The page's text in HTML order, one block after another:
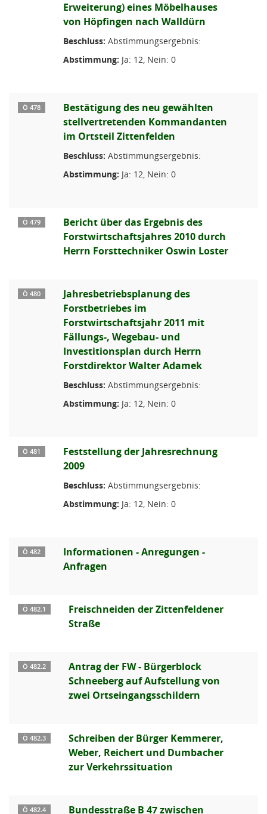
Erweiterung) eines Möbelhauses
von Höpfingen nach Walldürn
Beschluss: Abstimmungsergebnis:
Abstimmung: Ja: 12, Nein: 0
Ö 478
Bestätigung des neu gewählten
stellvertretenden Kommandanten
im Ortsteil Zittenfelden
Beschluss: Abstimmungsergebnis:
Abstimmung: Ja: 12, Nein: 0
Ö 479
Bericht über das Ergebnis des
Forstwirtschaftsjahres 2010 durch
Herrn Forsttechniker Oswin Loster
Ö 480
Jahresbetriebsplanung des
Forstbetriebes im
Forstwirtschaftsjahr 2011 mit
Fällungs-, Wegebau- und
Investitionsplan durch Herrn
Forstdirektor Walter Adamek
Beschluss: Abstimmungsergebnis:
Abstimmung: Ja: 12, Nein: 0
Ö 481
Feststellung der Jahresrechnung
2009
Beschluss: Abstimmungsergebnis:
Abstimmung: Ja: 12, Nein: 0
Ö 482
Informationen - Anregungen -
Anfragen
Ö 482.1
Freischneiden der Zittenfeldener
Straße
Ö 482.2
Antrag der FW - Bürgerblock
Schneeberg auf Aufstellung von
zwei Ortseingangsschildern
Ö 482.3
Schreiben der Bürger Kemmerer,
Weber, Reichert und Dumbacher
zur Verkehrssituation
Ö 482.4 Bundesstraße B 47 zwischen